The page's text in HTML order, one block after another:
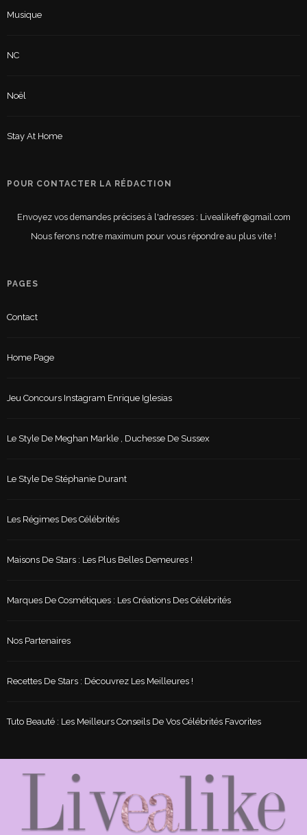
Musique
NC
Noël
Stay At Home
POUR CONTACTER LA RÉDACTION
Envoyez vos demandes précises à l'adresses : Livealikefr@gmail.com
Nous ferons notre maximum pour vous répondre au plus vite !
PAGES
Contact
Home Page
Jeu Concours Instagram Enrique Iglesias
Le Style De Meghan Markle , Duchesse De Sussex
Le Style De Stéphanie Durant
Les Régimes Des Célébrités
Maisons De Stars : Les Plus Belles Demeures !
Marques De Cosmétiques : Les Créations Des Célébrités
Nos Partenaires
Recettes De Stars : Découvrez Les Meilleures !
Tuto Beauté : Les Meilleurs Conseils De Vos Célébrités Favorites